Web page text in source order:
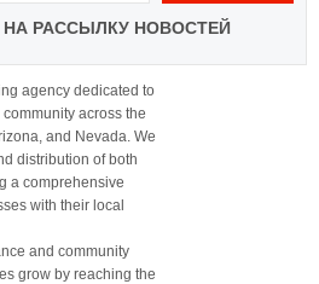
РАССЫЛКУ НОВОСТЕЙ
agency dedicated to
across the
and Nevada. We
distribution of both
a comprehensive
with their local
and community
grow by reaching the